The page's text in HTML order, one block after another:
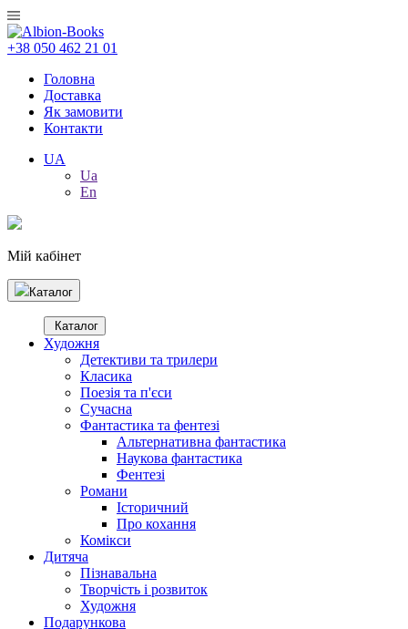
+38 050 462 21 01
Головна
Доставка
Як замовити
Контакти
UA
Ua
En
Мій кабінет
Каталог
Каталог
Художня
Детективи та трилери
Класика
Поезія та п'єси
Сучасна
Фантастика та фентезі
Альтернативна фантастика
Наукова фантастика
Фентезі
Романи
Історичний
Про кохання
Комікси
Дитяча
Пізнавальна
Творчість і розвиток
Художня
Подарункова